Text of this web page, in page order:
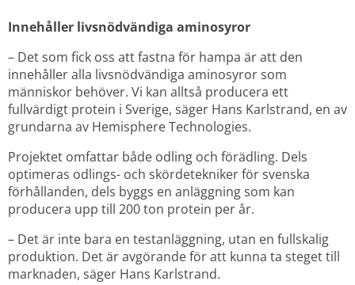
Innehåller livsnödvändiga aminosyror
– Det som fick oss att fastna för hampa är att den
innehåller alla livsnödvändiga aminosyror som
människor behöver. Vi kan alltså producera ett
fullvärdigt protein i Sverige, säger Hans Karlstrand, en av
grundarna av Hemisphere Technologies.
Projektet omfattar både odling och förädling. Dels
optimeras odlings- och skördetekniker för svenska
förhållanden, dels byggs en anläggning som kan
producera upp till 200 ton protein per år.
– Det är inte bara en testanläggning, utan en fullskalig
produktion. Det är avgörande för att kunna ta steget till
marknaden, säger Hans Karlstrand.